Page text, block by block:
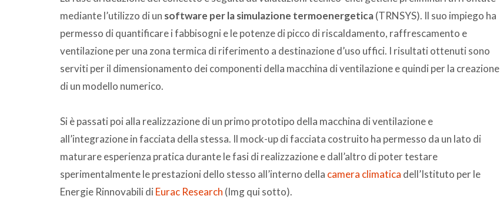
mediante l’utilizzo di un software per la simulazione termoenergetica(TRNSYS). Il suo impiego ha
permesso di quantificare i fabbisogni e le potenze di picco di riscaldamento, raffrescamento e
ventilazione per una zona termica di riferimento a destinazione d’uso uffici. I risultati ottenuti sono
serviti per il dimensionamento dei componenti della macchina di ventilazione e quindi per la creazione
di un modello numerico.
Si è passati poi alla realizzazione di un primo prototipo della macchina di ventilazione e
all’integrazione in facciata della stessa. Il mock-up di facciata costruito ha permesso da un lato di
maturare esperienza pratica durante le fasi di realizzazione e dall’altro di poter testare
sperimentalmente le prestazioni dello stesso all’interno della camera climatica dell’Istituto per le
Energie Rinnovabili di Eurac Research (Img qui sotto).